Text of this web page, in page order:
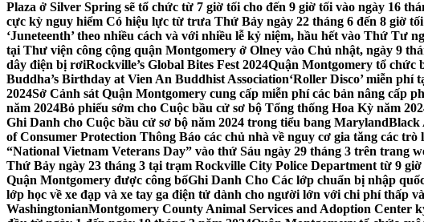
Plaza ở Silver Spring sẽ tổ chức từ 7 giờ tối cho đến 9 giờ tối vào ngày 16
cực kỳ nguy hiểm Có hiệu lực từ trưa Thứ Bảy ngày 22 tháng 6 đến 8 giờ
‘Juneteenth’ theo nhiều cách và với nhiều lễ kỷ niệm, hầu hết vào Thứ Tư
tại Thư viện công cộng quận Montgomery ở Olney vào Chủ nhật, ngày 9
dây điện bị rơiRockville’s Global Bites Fest 2024Quận Montgomery tổ chức
Buddha’s Birthday at Vien An Buddhist Association‘Roller Disco’ miễn
2024Sở Cảnh sát Quận Montgomery cung cấp miễn phí các bản nâng cấp
năm 2024Bỏ phiếu sớm cho Cuộc bầu cử sơ bộ Tổng thống Hoa Kỳ năm
Ghi Danh cho Cuộc bầu cử sơ bộ năm 2024 trong tiểu bang MarylandBlack
of Consumer Protection Thông Báo các chủ nhà về nguy cơ gia tăng các
“National Vietnam Veterans Day” vào thứ Sáu ngày 29 tháng 3 trên trang
Thứ Bảy ngày 23 tháng 3 tại trạm Rockville City Police Department từ 9 giờ
Quận Montgomery được công bốGhi Danh Cho Các lớp chuẩn bị nhập
lớp học về xe đạp và xe tay ga điện tử dành cho người lớn với chi phí thấp
WashingtonianMontgomery County Animal Services and Adoption Center